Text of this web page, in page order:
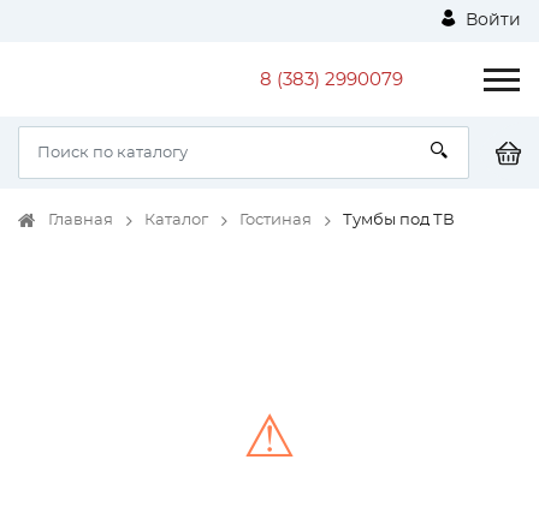
Войти
8 (383) 2990079
Главная Каталог Гостиная Тумбы под ТВ
⚠